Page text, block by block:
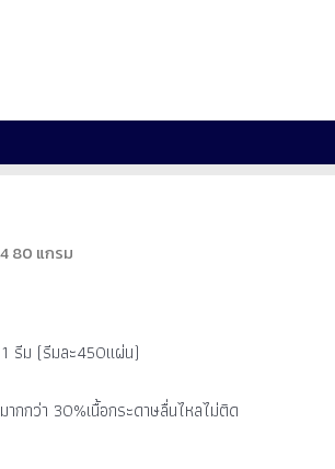
80 แกรม
รีม (รีมละ450แผ่น)
กกว่า 30%เนื้อกระดาษลื่นไหลไม่ติด